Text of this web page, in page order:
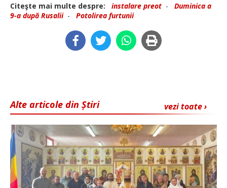
Citeşte mai multe despre:
instalare preot - Duminica a
9-a după Rusalii- Potolirea furtunii
vezi toate ›
Alte articole din Știri